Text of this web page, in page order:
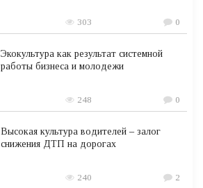
303 0
Экокультура как результат системной
работы бизнеса и молодежи
248 0
Высокая культура водителей – залог
снижения ДТП на дорогах
240 2